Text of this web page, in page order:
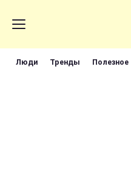
Люди Тренды Полезное